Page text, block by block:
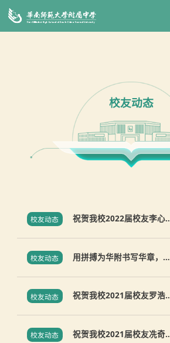
校友动态
校友动态
祝贺我校2022届校友李心
金”
校友动态
用拼搏为华附书写华章，以
敬成长
校友动态
祝贺我校2021届校友罗浩
校友动态
祝贺我校2021届校友冼奇